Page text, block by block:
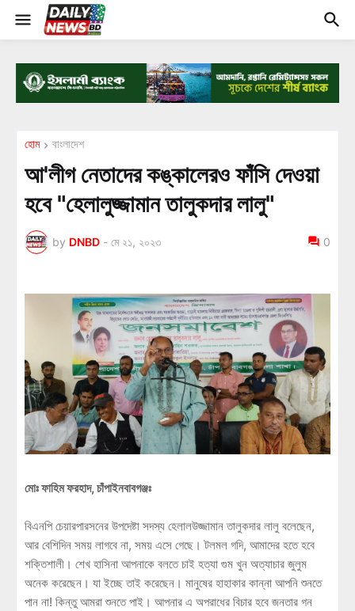
হোম বাংলাদেশ
আ'লীগ নেতাদের কঙ্কালেরও ফাঁসি দেওয়া
হবে "হেলালুজ্জামান তালুকদার লালু"
by DNBD - মে ২১, ২০২৩ 0
মোঃ ফাহিম ফরহাদ, চাঁপাইনবাবগঞ্জঃ
বিএনপি চেয়ারপারসনের উপদেষ্টা সদস্য হেলালউজ্জামান তালুকদার লালু বলেছেন,
আর বেশিদিন সময় লাগবে না, সময় এসে গেছে। টলমল গদি, আমাদের হতে হবে
শক্তিশালী। শেখ হাসিনা আপনাকে বলতে চাই হত্যা গুম খুন অত্যাচার জুলুম
অনেক করেছেন। যা ইচ্ছে তাই করেছেন। মানুষের হাহাকার কান্না আপনি শুনতে
পান না! কিন্তু আমরা শুনতে পাই। আপনার এ অপরাধের বিচার হবে জনতার গন